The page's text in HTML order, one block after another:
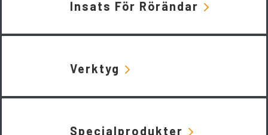
Insats För Rörändar
Verktyg
Specialprodukter